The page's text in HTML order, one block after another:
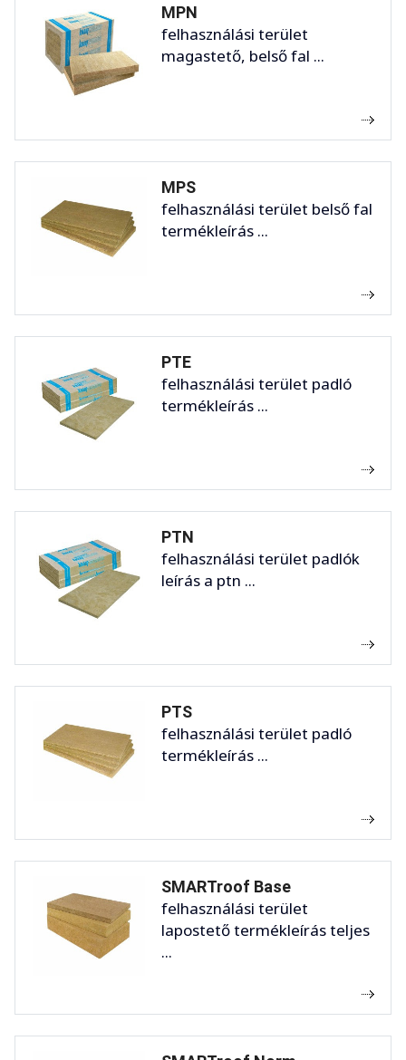
MPN
felhasználási terület
magastető, belső fal ...
MPS
felhasználási terület belső fal
termékleírás ...
PTE
felhasználási terület padló
termékleírás ...
PTN
felhasználási terület padlók
leírás a ptn ...
PTS
felhasználási terület padló
termékleírás ...
SMARTroof Base
felhasználási terület
lapostető termékleírás teljes
...